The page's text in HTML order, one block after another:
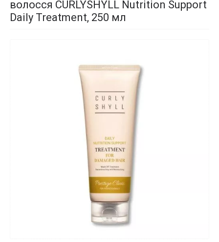
волосся CURLYSHYLL Nutrition Support
Daily Treatment, 250 мл